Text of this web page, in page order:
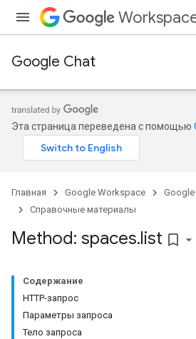
Google Chat
Эта страница переведена с помощью
Главная Google Workspace
Google
Справочные материалы
Method: spaces.list bookmark_border
Содержание
HTTP-запрос
Параметры запроса
Тело запроса